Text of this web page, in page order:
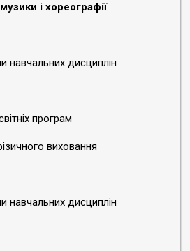
і хореографії
навчальних дисциплін
програм
виховання
навчальних дисциплін